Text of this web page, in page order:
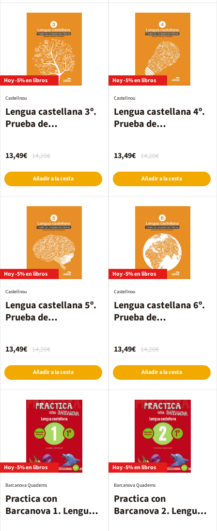
Hoy -5% en libros
Lengua castellana 3º.
Prueba de
Castellnou
14,20€
13,49€
Añadir a la cesta
Hoy -5% en libros
Lengua castellana 4º.
Prueba de
Castellnou
14,20€
13,49€
Añadir a la cesta
Hoy -5% en libros
Lengua castellana 5º.
Prueba de
Castellnou
14,20€
13,49€
Añadir a la cesta
Hoy -5% en libros
Lengua castellana 6º.
Prueba de
Castellnou
14,20€
13,49€
Añadir a la cesta
Hoy -5% en libros
Practica con
Barcanova 1. Lengua
Barcanova Quaderns
Hoy -5% en libros
Practica con
Barcanova 2. Lengua
Barcanova Quaderns